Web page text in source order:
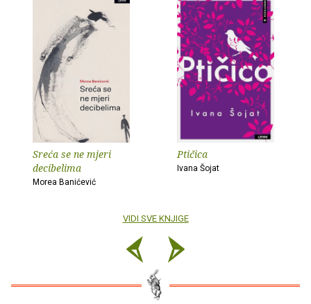
Sreća se ne mjeri
decibelima
Morea Banićević
Ptičica
Ivana Šojat
VIDI SVE KNJIGE